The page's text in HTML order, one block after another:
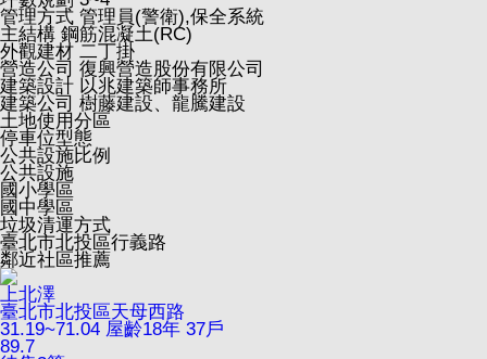
管理方式 管理員(警衛),保全系統
主結構 鋼筋混凝土(RC)
外觀建材 二丁掛
營造公司 復興營造股份有限公司
建築設計 以兆建築師事務所
建築公司 樹藤建設、龍騰建設
土地使用分區
停車位型態
公共設施比例
公共設施
國小學區
國中學區
垃圾清運方式
臺北市北投區行義路
鄰近社區推薦
上北澤
臺北市北投區天母西路
31.19~71.04 屋齡18年 37戶
89.7